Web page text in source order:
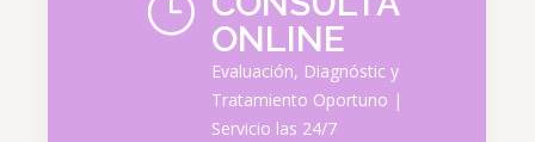
ONLINE
Evaluación, Diagnóstic y
Tratamiento Oportuno |
Servicio las 24/7